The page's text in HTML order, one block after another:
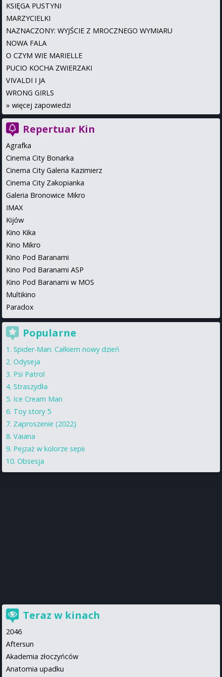
KSIĘGA PUSTYNI
MARZYCIELKI
NAZNACZONY: WYJŚCIE Z MROCZNEGO WYMIARU
NOWA FALA
O CZYM WIE MARIELLE
PUCIO KOCHA ZWIERZAKI
VIVALDI I JA
WRONG GIRLS
» więcej zapowiedzi
Repertuar Kin
Agrafka
Cinema City Bonarka
Cinema City Galeria Kazimierz
Cinema City Zakopianka
Galeria Bronowice Mikro
IMAX
Kijów
Kino Kika
Kino Mikro
Kino Pod Baranami
Kino Pod Baranami ASP
Kino Pod Baranami w MOS
Multikino
Paradox
Popularne
Spider-Man: Całkiem nowy dzień
Odyseja
Psi Patrol
Straszydła
Ice Cream Man
Toy story 5
Zaproszenie (2022)
Vaiana
Pejzaż w kolorze sepii
Obsesja
Teraz w kinach
2046
Aftersun
Akademia złoczyńców
Anatomia upadku